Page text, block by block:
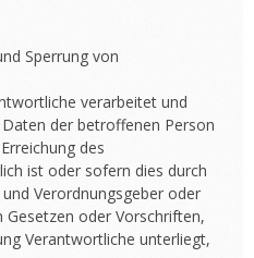
Sperrung von
verarbeitet und
der betroffenen Person
des
ist oder sofern dies durch
Verordnungsgeber oder
Gesetzen oder Vorschriften,
Verantwortliche unterliegt,